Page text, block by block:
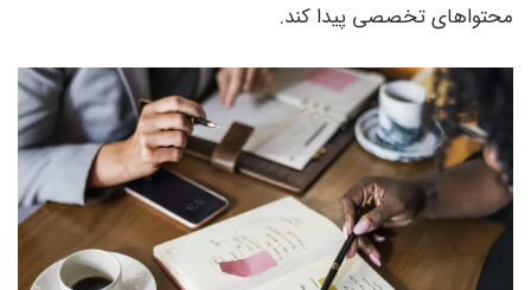
محتواهای تخصصی پیدا کند.